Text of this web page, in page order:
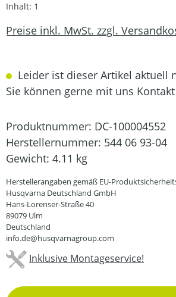
Inhalt: 1
Preise inkl. MwSt. zzgl.
Leider ist dieser Artikel aktuell
Sie können gerne mit uns
Produktnummer: DC-100004552
Herstellernummer: 544 06 93-04
Gewicht: 4.11 kg
Herstellerangaben gemäß EU-
Husqvarna Deutschland GmbH
Hans-Lorenser-Straße 40
89079 Ulm
Deutschland
info.de@husqvarnagroup.com
Inklusive Montageservice!